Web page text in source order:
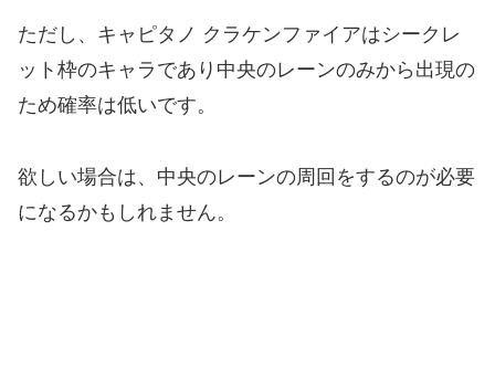
ただし、キャピタノ クラケンファイアはシークレ
ット枠のキャラであり中央のレーンのみから出現の
ため確率は低いです。
欲しい場合は、中央のレーンの周回をするのが必要
になるかもしれません。